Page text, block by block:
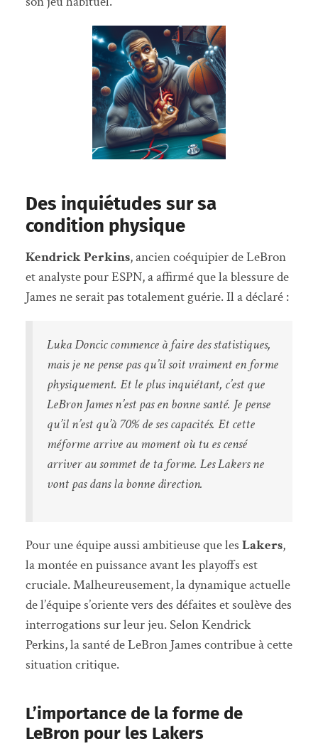
Des inquiétudes sur sa
condition physique
Kendrick Perkins, ancien coéquipier de LeBron
et analyste pour ESPN, a affirmé que la blessure de
James ne serait pas totalement guérie. Il a déclaré :
Luka Doncic commence à faire des statistiques,
mais je ne pense pas qu’il soit vraiment en forme
physiquement. Et le plus inquiétant, c’est que
LeBron James n’est pas en bonne santé. Je pense
qu’il n’est qu’à 70% de ses capacités. Et cette
méforme arrive au moment où tu es censé
arriver au sommet de ta forme. Les Lakers ne
vont pas dans la bonne direction.
Pour une équipe aussi ambitieuse que les Lakers,
la montée en puissance avant les playoffs est
cruciale. Malheureusement, la dynamique actuelle
de l’équipe s’oriente vers des défaites et soulève des
interrogations sur leur jeu. Selon Kendrick
Perkins, la santé de LeBron James contribue à cette
situation critique.
L’importance de la forme de
LeBron pour les Lakers